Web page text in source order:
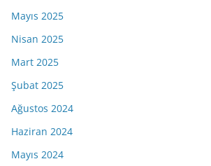
Mayıs 2025
Nisan 2025
Mart 2025
Şubat 2025
Ağustos 2024
Haziran 2024
Mayıs 2024